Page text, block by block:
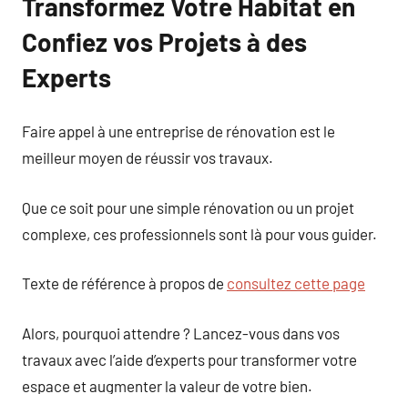
Confiez vos Projets à des
Experts
Faire appel à une entreprise de rénovation est le
meilleur moyen de réussir vos travaux.
Que ce soit pour une simple rénovation ou un projet
complexe, ces professionnels sont là pour vous guider.
Texte de référence à propos de consultez cette page
Alors, pourquoi attendre ? Lancez-vous dans vos
travaux avec l’aide d’experts pour transformer votre
espace et augmenter la valeur de votre bien.